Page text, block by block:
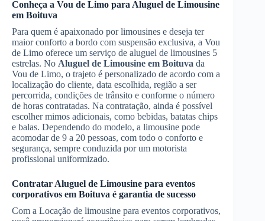
Conheça a Vou de Limo para Aluguel de Limousine
em Boituva
Para quem é apaixonado por limousines e deseja ter
maior conforto a bordo com suspensão exclusiva, a Vou
de Limo oferece um serviço de aluguel de limousines 5
estrelas. No Aluguel de Limousine em Boituva da
Vou de Limo, o trajeto é personalizado de acordo com a
localização do cliente, data escolhida, região a ser
percorrida, condições de trânsito e conforme o número
de horas contratadas. Na contratação, ainda é possível
escolher mimos adicionais, como bebidas, batatas chips
e balas. Dependendo do modelo, a limousine pode
acomodar de 9 a 20 pessoas, com todo o conforto e
segurança, sempre conduzida por um motorista
profissional uniformizado.
Contratar Aluguel de Limousine para eventos
corporativos em Boituva é garantia de sucesso
Com a Locação de limousine para eventos corporativos,